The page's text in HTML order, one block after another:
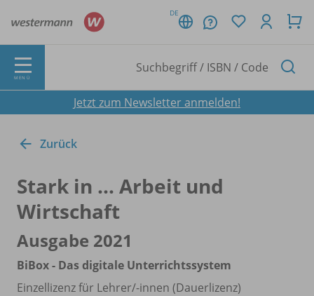
DE
MENÜ
Jetzt zum Newsletter anmelden!
Zurück
Stark in ... Arbeit und
Wirtschaft
Ausgabe 2021
BiBox - Das digitale Unterrichtssystem
Einzellizenz für Lehrer/-innen (Dauerlizenz)